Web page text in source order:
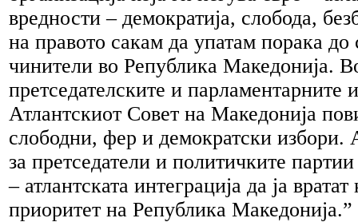
вредности – демократија, слобода,
на правото сакам да упатам порака до
чинители во Република Македонија.
претседателските и парламентарните
Атлантскиот Совет на Македонија
слободни, фер и демократски избори.
за претседатели и политичките
– атлантската интеграција да ја
приоритет на Република Македонија.”